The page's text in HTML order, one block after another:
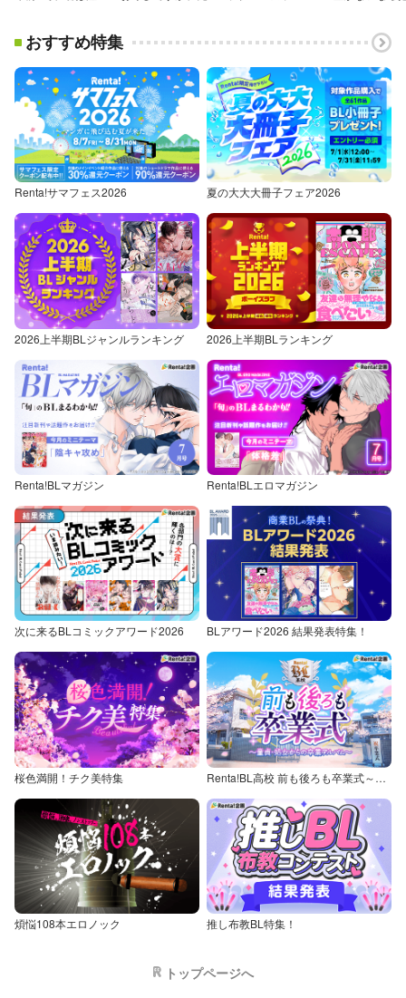
おすすめ特集
Renta!サマフェス2026 夏の大大大冊子フェア2026
2026上半期BLジャンルランキング 2026上半期BLランキング
Renta!BLマガジン Renta!BLエロマガジン
次に来るBLコミックアワード2026 BLアワード2026 結果発表特集！
桜色満開！チク美特集 Renta!BL高校 前も後ろも卒業式～童貞・処女からの卒業アルバム～
煩悩108本エロノック 推し布教BL特集！
トップページへ